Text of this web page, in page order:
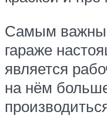
Самым
гараже
является
на нём